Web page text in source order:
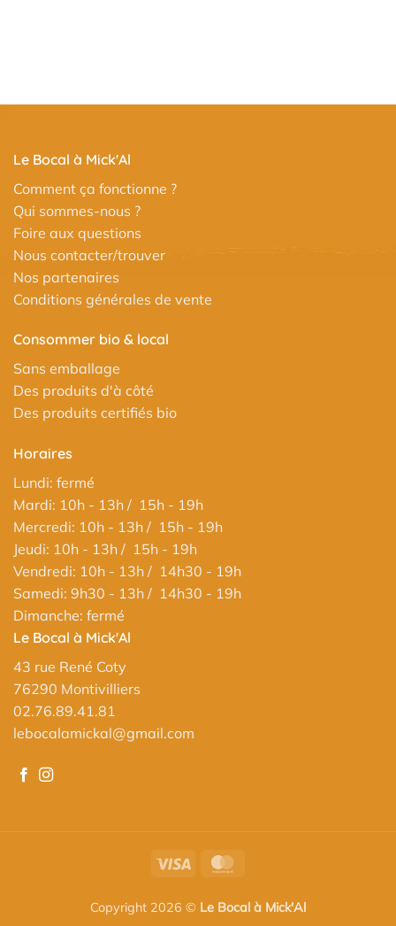
Le Bocal à Mick'Al
Comment ça fonctionne ?
Qui sommes-nous ?
Foire aux questions
Nous contacter/trouver
Nos partenaires
Conditions générales de vente
Consommer bio & local
Sans emballage
Des produits d'à côté
Des produits certifiés bio
Horaires
Lundi: fermé
Mardi: 10h - 13h / 15h - 19h
Mercredi: 10h - 13h / 15h - 19h
Jeudi: 10h - 13h / 15h - 19h
Vendredi: 10h - 13h / 14h30 - 19h
Samedi: 9h30 - 13h / 14h30 - 19h
Dimanche: fermé
Le Bocal à Mick'Al
43 rue René Coty
76290 Montivilliers
02.76.89.41.81
lebocalamickal@gmail.com
Visa
Copyright 2026 © Le Bocal à Mick'Al